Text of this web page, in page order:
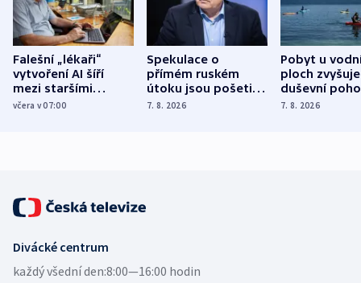
Falešní „lékaři“
vytvoření AI šíří
mezi staršími
Poláky nebezpečné
včera v 07:00
Spekulace o
přímém ruském
útoku jsou pošetilé,
míní estonský
7. 8. 2026
Pobyt u
ploch zvyšuje
duševní
ukázala
7. 8. 2026
Divácké centrum
každý všední den:8:00—16:00 hodin